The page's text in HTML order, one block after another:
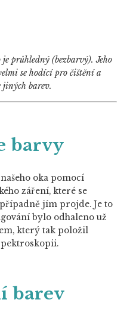
průhledný (bezbarvý). Jeho
se hodící pro čištění a
jiných barev.
barvy
oka pomocí
záření, které se
jím projde. Je to
bylo odhaleno už
který tak položil
barev